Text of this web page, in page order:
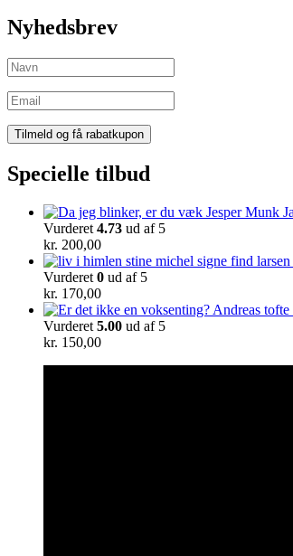
Nyhedsbrev
Specielle tilbud
Vurderet 4.73 ud af 5
kr. 200,00
Vurderet 0 ud af 5
kr. 170,00
Vurderet 5.00 ud af 5
kr. 150,00